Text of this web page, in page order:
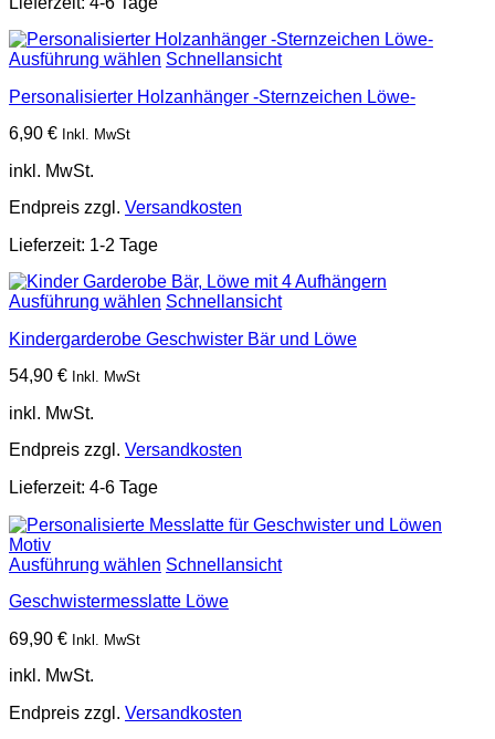
Ausführung wählen Schnellansicht
Personalisierter Holzanhänger -Sternzeichen Löwe-
6,90 € Inkl. MwSt
inkl. MwSt.
Endpreis zzgl. Versandkosten
Lieferzeit: 1-2 Tage
Ausführung wählen Schnellansicht
Kindergarderobe Geschwister Bär und Löwe
54,90 € Inkl. MwSt
inkl. MwSt.
Endpreis zzgl. Versandkosten
Lieferzeit: 4-6 Tage
Ausführung wählen Schnellansicht
Geschwistermesslatte Löwe
69,90 € Inkl. MwSt
inkl. MwSt.
Endpreis zzgl. Versandkosten